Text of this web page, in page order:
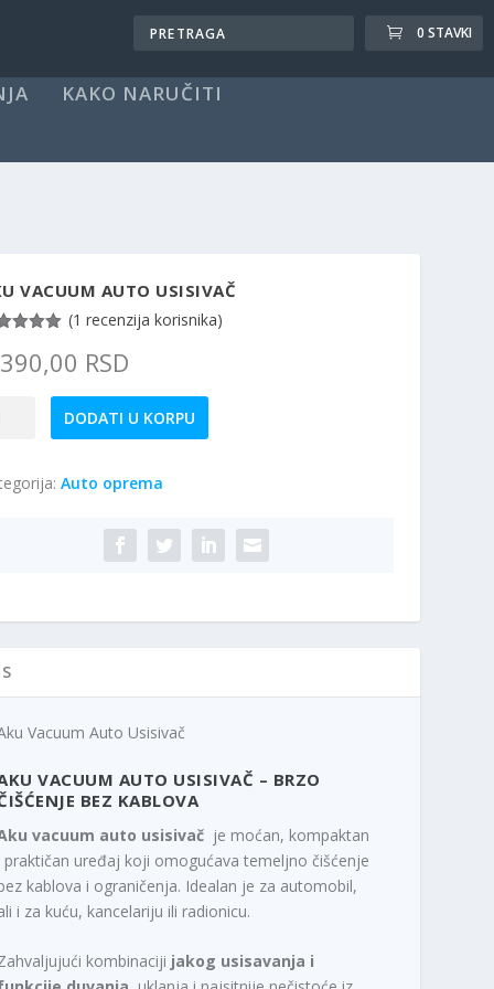
0 STAVKI
KAKO NARUČITI
VACUUM AUTO USISIVAČ
od 5
osnovu
(1 recenzija korisnika)
RSD
DODATI U KORPU
Auto oprema
Vacuum Auto Usisivač
VACUUM AUTO USISIVAČ – BRZO
BEZ KABLOVA
vacuum auto usisivač je moćan, kompaktan
praktičan uređaj koji omogućava temeljno čišćenje
kablova i ograničenja. Idealan je za automobil,
i za kuću, kancelariju ili radionicu.
kombinaciji jakog usisavanja i